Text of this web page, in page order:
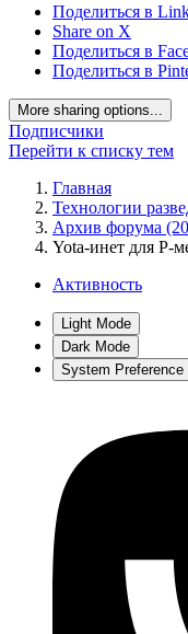
Поделиться в
Share on X
Поделиться в
Поделиться в
More sharing options...
Подписчики
Перейти к списку тем
Главная
Технологии
Архив форума
Yota-инет для Р-
Активность
Light Mode
Dark Mode
System Preference